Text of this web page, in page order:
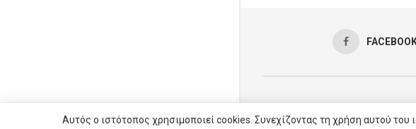
Αυτός ο ιστότοπος χρησιμοποιεί cookies. Συνεχίζοντας τη χρήση αυτού